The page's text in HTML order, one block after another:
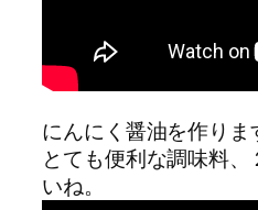
にんにく醤油を作りま
とても便利な調味料
いね。